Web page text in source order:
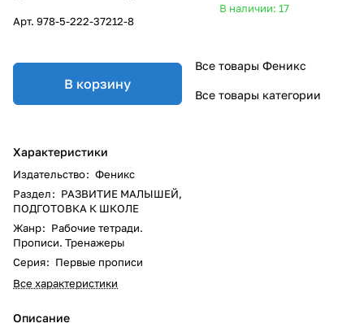
Арт. 978-5-222-37212-8
В корзину
Характеристики
Издательство: Феникс
Раздел: РАЗВИТИЕ МАЛЫШЕЙ,
ПОДГОТОВКА К ШКОЛЕ
Жанр: Рабочие тетради.
Прописи. Тренажеры
Серия: Первые прописи
Все характеристики
Описание
В наличии: 17
Все товары Феникс
Все товары категории